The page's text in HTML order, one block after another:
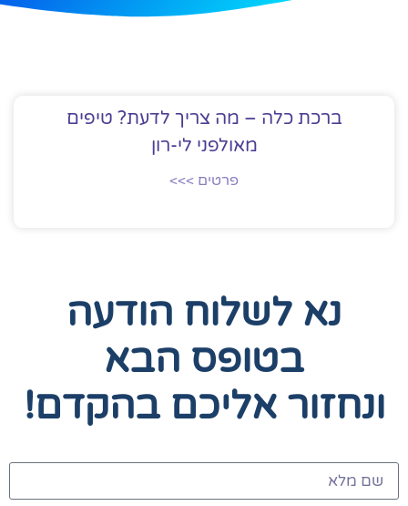
ברכת כלה – מה צריך לדעת? טיפים
מאולפני לי-רון
פרטים >>>
נא לשלוח הודעה
בטופס הבא
ונחזור אליכם בהקדם!